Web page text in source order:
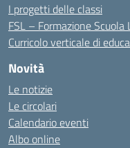
I progetti delle classi
FSL – Formazione Scuola
Curricolo verticale di
Novità
Le notizie
Le circolari
Calendario eventi
Albo online